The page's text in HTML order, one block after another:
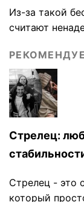
Из-за такой
считают
Стрелец:
Стрелец - это
который